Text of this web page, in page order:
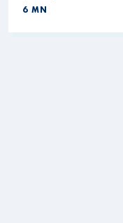
6 MN